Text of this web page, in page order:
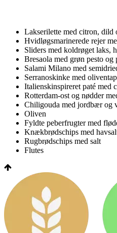
Lakserilette med citron, dild
Hvidløgsmarinerede rejer
Sliders med koldrøget laks,
Bresaola med grøn pesto og
Salami Milano med
Serranoskinke med
Italienskinspireret paté med
Rotterdam-ost og nødder
Chiligouda med jordbær og
Oliven
Fyldte peberfrugter med
Knækbrødschips med
Rugbrødschips med salt
Flutes